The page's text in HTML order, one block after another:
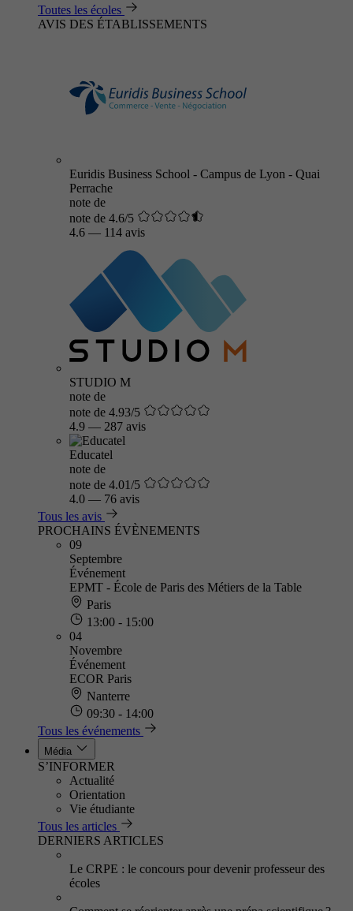
Toutes les écoles
AVIS DES ÉTABLISSEMENTS
Euridis Business School - Campus de Lyon - Quai
Perrache
note de
note de 4.6/5
4.6 — 114 avis
STUDIO M
note de
note de 4.93/5
4.9 — 287 avis
Educatel
note de
note de 4.01/5
4.0 — 76 avis
Tous les avis
PROCHAINS ÉVÈNEMENTS
09
Septembre
Événement
EPMT - École de Paris des Métiers de la Table
Paris
13:00 - 15:00
04
Novembre
Événement
ECOR Paris
Nanterre
09:30 - 14:00
Tous les événements
Média
S’INFORMER
Actualité
Orientation
Vie étudiante
Tous les articles
DERNIERS ARTICLES
Le CRPE : le concours pour devenir professeur des
écoles